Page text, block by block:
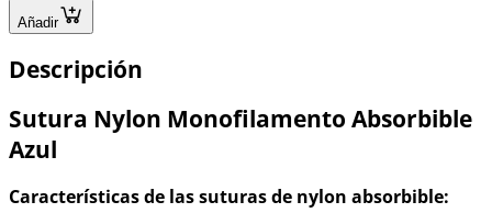
Añadir
Descripción
Sutura Nylon Monofilamento Absorbible
Azul
Características de las suturas de nylon absorbible: